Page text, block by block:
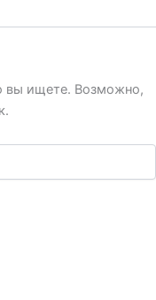
вы ищете. Возможно,